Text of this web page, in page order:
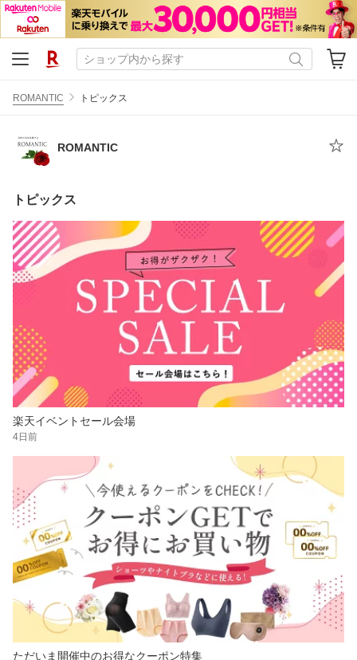
ROMANTIC トピックス
ROMANTIC
トピックス
楽天イベントセール会場
4日前
ただいま開催中のお得なクーポン特集